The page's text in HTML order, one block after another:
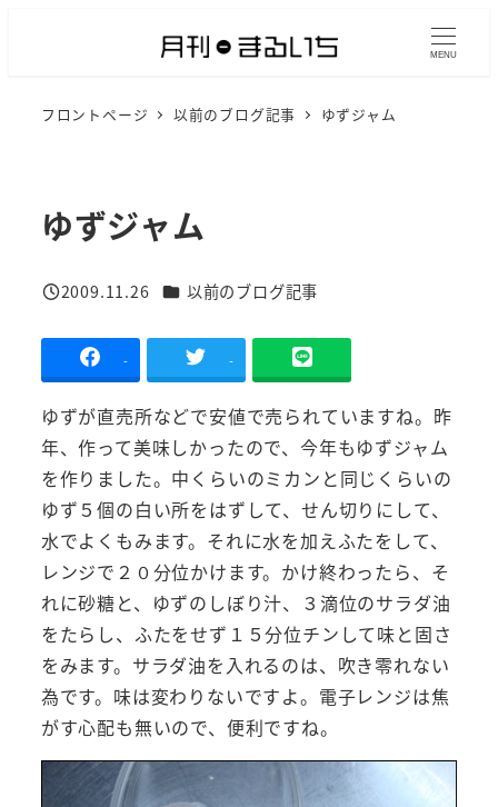
MENU
フロントページ 以前のブログ記事 ゆずジャム
ゆずジャム
投稿日
2009.11.26 カテゴリー
以前のブログ記事
- -
ゆずが直売所などで安値で売られていますね。昨
年、作って美味しかったので、今年もゆずジャム
を作りました。中くらいのミカンと同じくらいの
ゆず５個の白い所をはずして、せん切りにして、
水でよくもみます。それに水を加えふたをして、
レンジで２０分位かけます。かけ終わったら、そ
れに砂糖と、ゆずのしぼり汁、３滴位のサラダ油
をたらし、ふたをせず１５分位チンして味と固さ
をみます。サラダ油を入れるのは、吹き零れない
為です。味は変わりないですよ。電子レンジは焦
がす心配も無いので、便利ですね。